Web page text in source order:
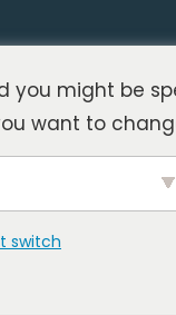
you might be
want to
switch